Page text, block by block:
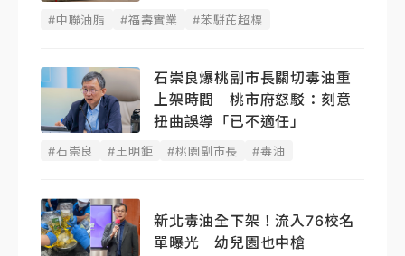
#中聯油脂 #福壽實業 #苯駢芘超標
石崇良爆桃副市長關切毒油重
上架時間 桃市府怒駁：刻意
扭曲誤導「已不適任」
#石崇良 #王明鉅 #桃園副市長 #毒油
新北毒油全下架！流入76校名
單曝光 幼兒園也中槍